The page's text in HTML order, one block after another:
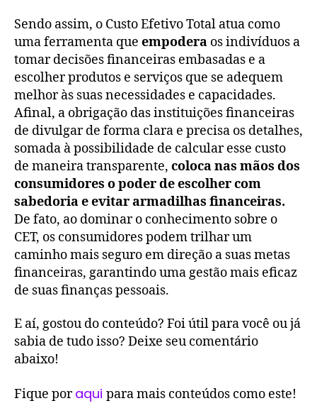
Sendo assim, o Custo Efetivo Total atua como
uma ferramenta que empodera os indivíduos a
tomar decisões financeiras embasadas e a
escolher produtos e serviços que se adequem
melhor às suas necessidades e capacidades.
Afinal, a obrigação das instituições financeiras
de divulgar de forma clara e precisa os detalhes,
somada à possibilidade de calcular esse custo
de maneira transparente, coloca nas mãos dos
consumidores o poder de escolher com
sabedoria e evitar armadilhas financeiras.
De fato, ao dominar o conhecimento sobre o
CET, os consumidores podem trilhar um
caminho mais seguro em direção a suas metas
financeiras, garantindo uma gestão mais eficaz
de suas finanças pessoais.
E aí, gostou do conteúdo? Foi útil para você ou já
sabia de tudo isso? Deixe seu comentário
abaixo!
Fique poraqui para mais conteúdos como este!